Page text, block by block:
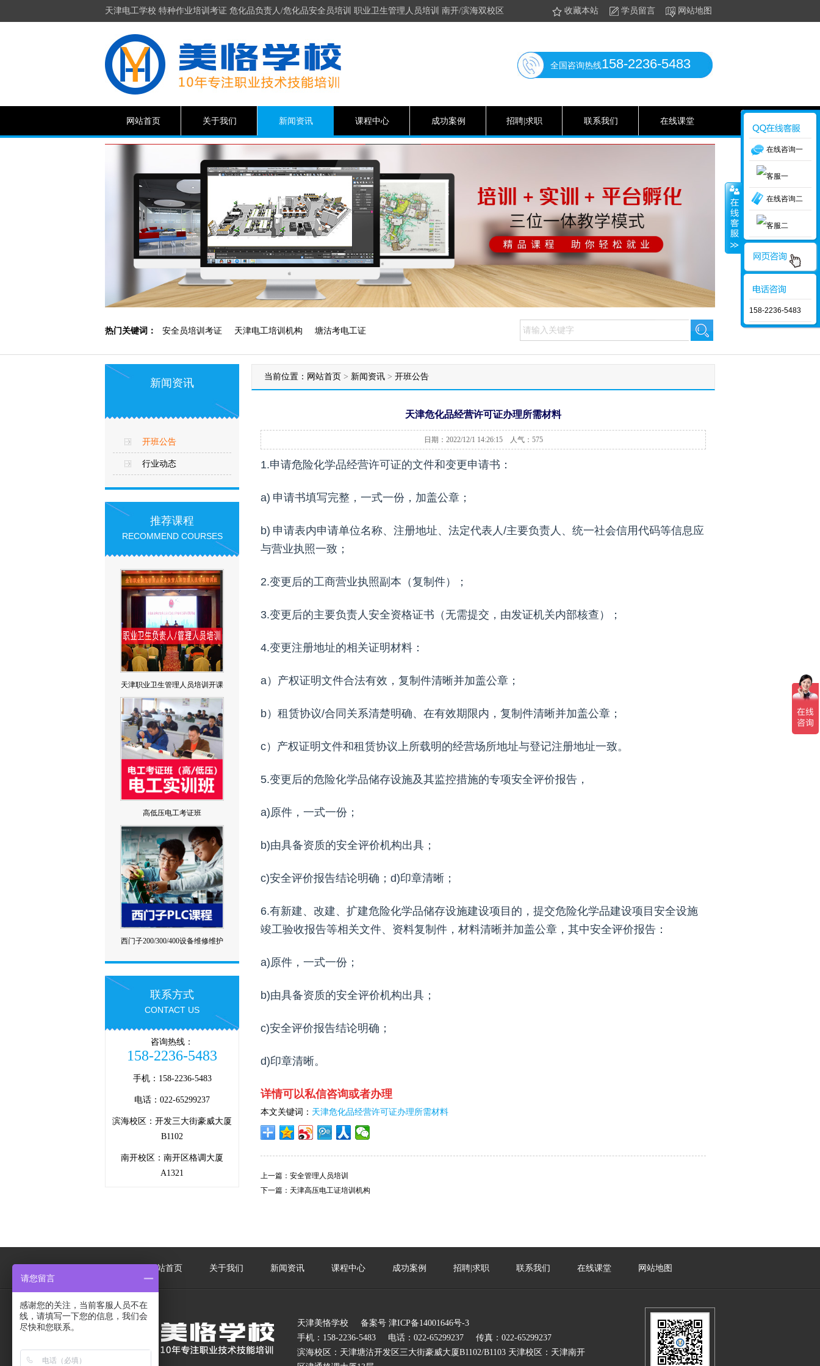
收藏本站 学员留言 网站地图
天津电工学校 特种作业培训考证 危化品负责人/危化品安全员培训 职业卫生管理人员培训 南开/滨海双校区
全国咨询热线158-2236-5483
网站首页 关于我们 新闻资讯 课程中心 成功案例 招聘|求职 联系我们 在线课堂
热门关键词： 安全员培训考证 天津电工培训机构 塘沽考电工证
天津低压电工培训 塘沽电工培训
新闻资讯
开班公告
行业动态
推荐课程
RECOMMEND COURSES
天津职业卫生管理人员培训开课
通告
高低压电工考证班
西门子200/300/400设备维修维护
联系方式
CONTACT US
咨询热线：
158-2236-5483
手机：158-2236-5483
电话：022-65299237
滨海校区：开发三大街豪威大厦
B1102
南开校区：南开区格调大厦
A1321
当前位置： 网站首页 > 新闻资讯 > 开班公告
天津危化品经营许可证办理所需材料
日期：2022/12/1 14:26:15 人气： 575
1.申请危险化学品经营许可证的文件和变更申请书：
a) 申请书填写完整，一式一份，加盖公章；
b) 申请表内申请单位名称、注册地址、法定代表人/主要负责人、统一社会信用代码等信息应
与营业执照一致；
2.变更后的工商营业执照副本（复制件）；
3.变更后的主要负责人安全资格证书（无需提交，由发证机关内部核查）；
4.变更注册地址的相关证明材料：
a）产权证明文件合法有效，复制件清晰并加盖公章；
b）租赁协议/合同关系清楚明确、在有效期限内，复制件清晰并加盖公章；
c）产权证明文件和租赁协议上所载明的经营场所地址与登记注册地址一致。
5.变更后的危险化学品储存设施及其监控措施的专项安全评价报告，
a)原件，一式一份；
b)由具备资质的安全评价机构出具；
c)安全评价报告结论明确；d)印章清晰；
6.有新建、改建、扩建危险化学品储存设施建设项目的，提交危险化学品建设项目安全设施
竣工验收报告等相关文件、资料复制件，材料清晰并加盖公章，其中安全评价报告：
a)原件，一式一份；
b)由具备资质的安全评价机构出具；
c)安全评价报告结论明确；
d)印章清晰。
详情可以私信咨询或者办理
本文关键词： 天津危化品经营许可证办理所需材料
上一篇： 安全管理人员培训
下一篇： 天津高压电工证培训机构
网站首页 关于我们 新闻资讯 课程中心 成功案例 招聘|求职 联系我们 在线课堂 网站地图
天津美恪学校 备案号 津ICP备14001646号-3
手机：158-2236-5483
电话：022-65299237
传真：022-65299237
滨海校区：天津塘沽开发区三大街豪威大厦B1102/B1103 天津校区：天津南开
在线咨询一
在线咨询二
158-2236-5483
请您留言
感谢您的关注，当前客服人员不在
线，请填写一下您的信息，我们会
尽快和您联系。